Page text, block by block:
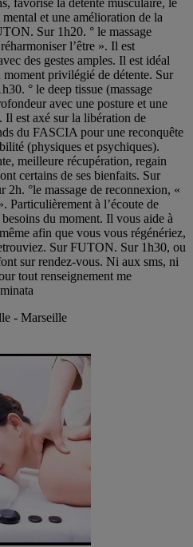
favorise la détente musculaire, le
et une amélioration de la
Sur 1h20. ° le massage
l’être ». Il est
des gestes amples. Il est idéal
privilégié de détente. Sur
° le deep tissue (massage
avec une posture et une
est axé sur la libération de
du FASCIA pour une reconquête
(physiques et psychiques).
meilleure récupération, regain
certains de ses bienfaits. Sur
°le massage de reconnexion, «
Particulièrement à l’écoute de
du moment. Il vous aide à
afin que vous vous régénériez,
Sur FUTON. Sur 1h30, ou
sur rendez-vous. Ni aux sms, ni
tout renseignement me
- Marseille